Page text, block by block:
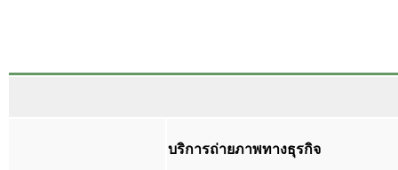
บริการถ่ายภาพทางธุรกิจ